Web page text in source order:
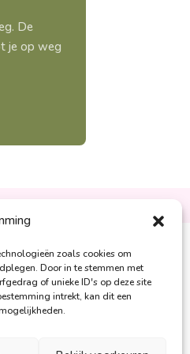
zoals cookies om
Door in te stemmen met
of unieke ID's op deze site
intrekt, kan dit een
De
je op weg